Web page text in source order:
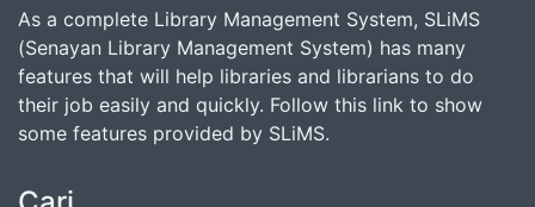
As a complete Library Management System, SLiMS
(Senayan Library Management System) has many
features that will help libraries and librarians to do
their job easily and quickly. Follow this link to show
some features provided by SLiMS.